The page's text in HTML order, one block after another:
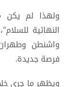
ولهذا لم يكن
النهائية
واشنطن
فرصة جديدة.
ويظهر ما جرى